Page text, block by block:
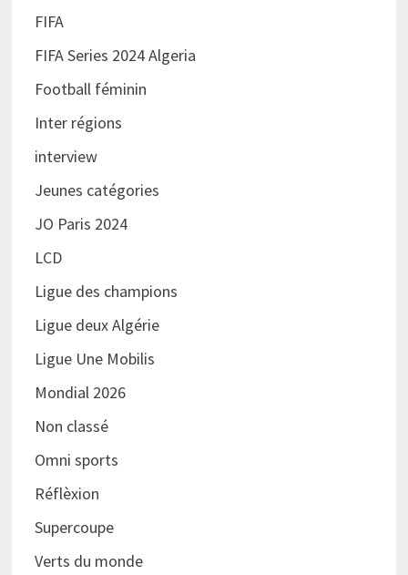
FIFA
FIFA Series 2024 Algeria
Football féminin
Inter régions
interview
Jeunes catégories
JO Paris 2024
LCD
Ligue des champions
Ligue deux Algérie
Ligue Une Mobilis
Mondial 2026
Non classé
Omni sports
Réflèxion
Supercoupe
Verts du monde